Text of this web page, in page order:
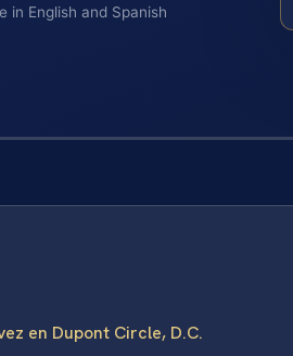
in English and Spanish
en Dupont Circle, D.C.